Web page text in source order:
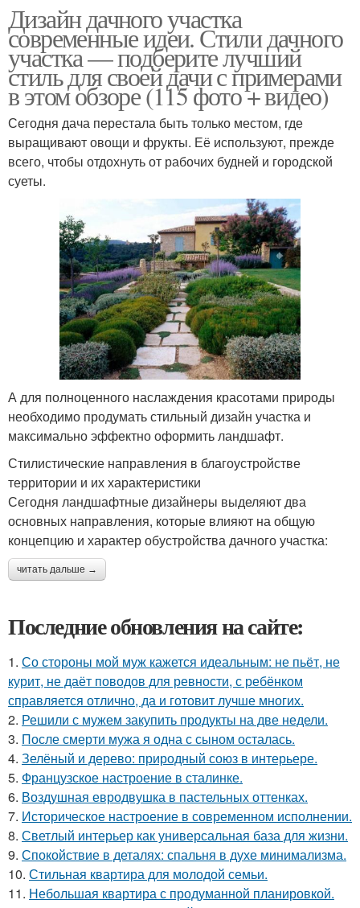
Дизайн дачного участка
современные идеи. Стили дачного
участка — подберите лучший
стиль для своей дачи с примерами
в этом обзоре (115 фото + видео)
Сегодня дача перестала быть только местом, где
выращивают овощи и фрукты. Её используют, прежде
всего, чтобы отдохнуть от рабочих будней и городской
суеты.
А для полноценного наслаждения красотами природы
необходимо продумать стильный дизайн участка и
максимально эффектно оформить ландшафт.
Стилистические направления в благоустройстве
территории и их характеристики
Сегодня ландшафтные дизайнеры выделяют два
основных направления, которые влияют на общую
концепцию и характер обустройства дачного участка:
читать дальше →
Последние обновления на сайте:
1. Со стороны мой муж кажется идеальным: не пьёт, не
курит, не даёт поводов для ревности, с ребёнком
справляется отлично, да и готовит лучше многих.
2. Решили с мужем закупить продукты на две недели.
3. После смерти мужа я одна с сыном осталась.
4. Зелёный и дерево: природный союз в интерьере.
5. Французское настроение в сталинке.
6. Воздушная евродвушка в пастельных оттенках.
7. Историческое настроение в современном исполнении.
8. Светлый интерьер как универсальная база для жизни.
9. Спокойствие в деталях: спальня в духе минимализма.
10. Стильная квартира для молодой семьи.
11. Небольшая квартира с продуманной планировкой.